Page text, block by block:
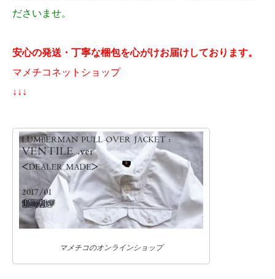
ださいませ。
安心の発送・丁寧な梱包を心がけお届けしております。
マメチコネットショップ
↓↓↓
マメチコのオンラインショップ